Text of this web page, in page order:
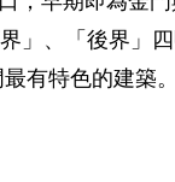
」、「後界」
有特色的建築。